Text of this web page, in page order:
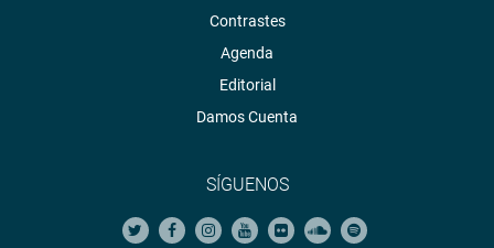
Contrastes
Agenda
Editorial
Damos Cuenta
SÍGUENOS